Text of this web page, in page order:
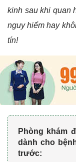
kinh sau khi quan
nguy hiểm hay
tín!
Phòng khám
dành cho
trước: